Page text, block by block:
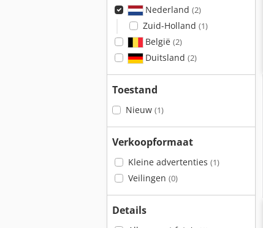
Nederland (2)
Zuid-Holland (1)
België (2)
Duitsland (2)
Toestand
Nieuw (1)
Verkoopformaat
Kleine advertenties (1)
Veilingen (0)
Details